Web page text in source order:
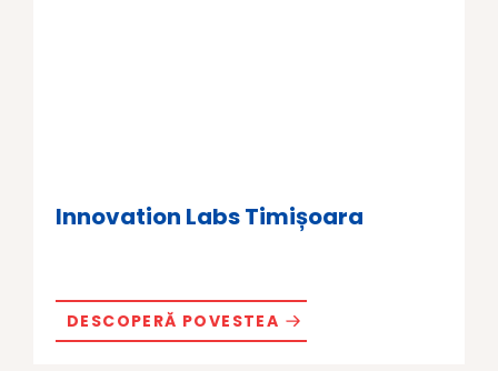
Innovation Labs Timișoara
DESCOPERĂ POVESTEA